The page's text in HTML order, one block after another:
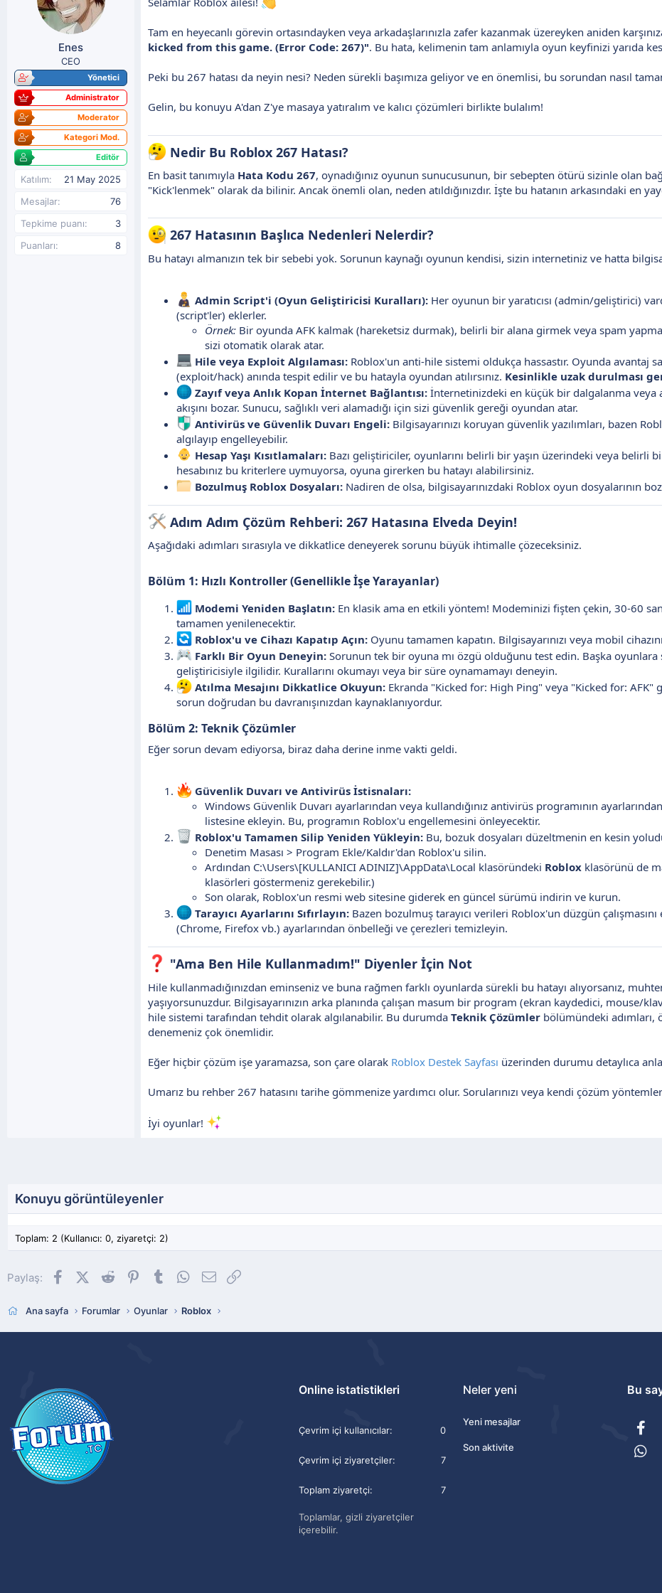
l
a
t
a
n
n
g
ı
ç
t
a
r
h
i
Enes
CEO
Yönetici
Administrator
Moderator
Kategori Mod.
Editör
Katılım
21 May 2025
Mesajlar
76
Tepkime puanı
3
Puanları
8
Tam en heyecanlı görevin ortasındayken veya arkadaşlarınızla zafer kazanmak üzereyken aniden
kicked from this game. (Error Code: 267)". Bu hata, kelimenin tam anlamıyla oyun keyfinizi yarıda
Peki bu 267 hatası da neyin nesi? Neden sürekli başımıza geliyor ve en önemlisi, bu sorundan nasıl
Gelin, bu konuyu A'dan Z'ye masaya yatıralım ve kalıcı çözümleri birlikte bulalım!
Nedir Bu Roblox 267 Hatası?
En basit tanımıyla Hata Kodu 267, oynadığınız oyunun sunucusunun, bir sebepten ötürü sizinle olan
"Kick'lenmek" olarak da bilinir. Ancak önemli olan, neden atıldığınızdır. İşte bu hatanın arkasındaki en
267 Hatasının Başlıca Nedenleri Nelerdir?
Bu hatayı almanızın tek bir sebebi yok. Sorunun kaynağı oyunun kendisi, sizin internetiniz ve hatta
Admin Script'i (Oyun Geliştiricisi Kuralları): Her oyunun bir yaratıcısı (admin/geliştirici)
(script'ler) eklerler.
Örnek: Bir oyunda AFK kalmak (hareketsiz durmak), belirli bir alana girmek veya spam
sizi otomatik olarak atar.
Hile veya Exploit Algılaması: Roblox'un anti-hile sistemi oldukça hassastır. Oyunda avantaj
(exploit/hack) anında tespit edilir ve bu hatayla oyundan atılırsınız. Kesinlikle uzak durulması
Zayıf veya Anlık Kopan İnternet Bağlantısı: İnternetinizdeki en küçük bir dalgalanma veya
akışını bozar. Sunucu, sağlıklı veri alamadığı için sizi güvenlik gereği oyundan atar.
Antivirüs ve Güvenlik Duvarı Engeli: Bilgisayarınızı koruyan güvenlik yazılımları, bazen
algılayıp engelleyebilir.
Hesap Yaşı Kısıtlamaları: Bazı geliştiriciler, oyunlarını belirli bir yaşın üzerindeki veya belirli
hesabınız bu kriterlere uymuyorsa, oyuna girerken bu hatayı alabilirsiniz.
Bozulmuş Roblox Dosyaları: Nadiren de olsa, bilgisayarınızdaki Roblox oyun dosyalarının
Adım Adım Çözüm Rehberi: 267 Hatasına Elveda Deyin!
Aşağıdaki adımları sırasıyla ve dikkatlice deneyerek sorunu büyük ihtimalle çözeceksiniz.
Bölüm 1: Hızlı Kontroller (Genellikle İşe Yarayanlar)
Modemi Yeniden Başlatın: En klasik ama en etkili yöntem! Modeminizi fişten çekin, 30-60
tamamen yenilenecektir.
Roblox'u ve Cihazı Kapatıp Açın: Oyunu tamamen kapatın. Bilgisayarınızı veya mobil
Farklı Bir Oyun Deneyin: Sorunun tek bir oyuna mı özgü olduğunu test edin. Başka
geliştiricisiyle ilgilidir. Kurallarını okumayı veya bir süre oynamamayı deneyin.
Atılma Mesajını Dikkatlice Okuyun: Ekranda "Kicked for: High Ping" veya "Kicked for:
sorun doğrudan bu davranışınızdan kaynaklanıyordur.
Bölüm 2: Teknik Çözümler
Eğer sorun devam ediyorsa, biraz daha derine inme vakti geldi.
Güvenlik Duvarı ve Antivirüs İstisnaları:
Windows Güvenlik Duvarı ayarlarından veya kullandığınız antivirüs programının ayarlarından
listesine ekleyin. Bu, programın Roblox'u engellemesini önleyecektir.
Roblox'u Tamamen Silip Yeniden Yükleyin: Bu, bozuk dosyaları düzeltmenin en kesin
Denetim Masası > Program Ekle/Kaldır'dan Roblox'u silin.
Ardından C:\Users\[KULLANICI ADINIZ]\AppData\Local klasöründeki Roblox klasörünü de
klasörleri göstermeniz gerekebilir.)
Son olarak, Roblox'un resmi web sitesine giderek en güncel sürümü indirin ve kurun.
Tarayıcı Ayarlarını Sıfırlayın: Bazen bozulmuş tarayıcı verileri Roblox'un düzgün çalışmasını
(Chrome, Firefox vb.) ayarlarından önbelleği ve çerezleri temizleyin.
"Ama Ben Hile Kullanmadım!" Diyenler İçin Not
Hile kullanmadığınızdan eminseniz ve buna rağmen farklı oyunlarda sürekli bu hatayı alıyorsanız,
yaşıyorsunuzdur. Bilgisayarınızın arka planında çalışan masum bir program (ekran kaydedici, mouse/
hile sistemi tarafından tehdit olarak algılanabilir. Bu durumda Teknik Çözümler bölümündeki adımları,
denemeniz çok önemlidir.
Eğer hiçbir çözüm işe yaramazsa, son çare olarak Roblox Destek Sayfası üzerinden durumu detaylıca
Umarız bu rehber 267 hatasını tarihe gömmenize yardımcı olur. Sorularınızı veya kendi çözüm
İyi oyunlar!
Konuyu görüntüleyenler
Toplam: 2 (Kullanıcı: 0, ziyaretçi: 2)
Paylaş: FacebookX (Twitter)
Reddit PinterestTumblrWhatsApp
E-posta
Ana sayfa Forumlar Oyunlar Roblox
Online istatistikleri
Çevrim içi kullanıcılar 0
Çevrim içi ziyaretçiler 7
Toplam ziyaretçi 7
Toplamlar, gizli ziyaretçiler
içerebilir.
Neler yeni
Yeni mesajlar
Son aktivite
Bu